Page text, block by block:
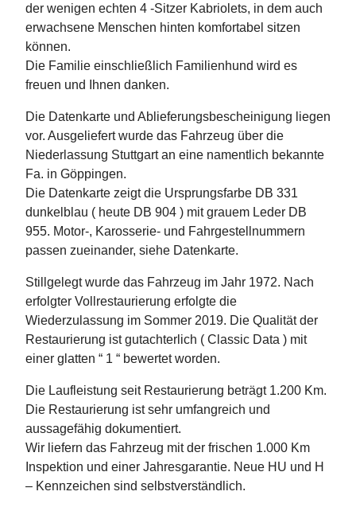
der wenigen echten 4 -Sitzer Kabriolets, in dem auch
erwachsene Menschen hinten komfortabel sitzen
können.
Die Familie einschließlich Familienhund wird es
freuen und Ihnen danken.
Die Datenkarte und Ablieferungsbescheinigung liegen
vor. Ausgeliefert wurde das Fahrzeug über die
Niederlassung Stuttgart an eine namentlich bekannte
Fa. in Göppingen.
Die Datenkarte zeigt die Ursprungsfarbe DB 331
dunkelblau ( heute DB 904 ) mit grauem Leder DB
955. Motor-, Karosserie- und Fahrgestellnummern
passen zueinander, siehe Datenkarte.
Stillgelegt wurde das Fahrzeug im Jahr 1972. Nach
erfolgter Vollrestaurierung erfolgte die
Wiederzulassung im Sommer 2019. Die Qualität der
Restaurierung ist gutachterlich ( Classic Data ) mit
einer glatten “ 1 “ bewertet worden.
Die Laufleistung seit Restaurierung beträgt 1.200 Km.
Die Restaurierung ist sehr umfangreich und
aussagefähig dokumentiert.
Wir liefern das Fahrzeug mit der frischen 1.000 Km
Inspektion und einer Jahresgarantie. Neue HU und H
– Kennzeichen sind selbstverständlich.